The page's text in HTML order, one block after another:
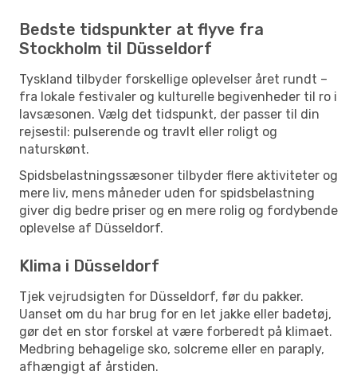
Bedste tidspunkter at flyve fra
Stockholm til Düsseldorf
Tyskland tilbyder forskellige oplevelser året rundt –
fra lokale festivaler og kulturelle begivenheder til ro i
lavsæsonen. Vælg det tidspunkt, der passer til din
rejsestil: pulserende og travlt eller roligt og
naturskønt.
Spidsbelastningssæsoner tilbyder flere aktiviteter og
mere liv, mens måneder uden for spidsbelastning
giver dig bedre priser og en mere rolig og fordybende
oplevelse af Düsseldorf.
Klima i Düsseldorf
Tjek vejrudsigten for Düsseldorf, før du pakker.
Uanset om du har brug for en let jakke eller badetøj,
gør det en stor forskel at være forberedt på klimaet.
Medbring behagelige sko, solcreme eller en paraply,
afhængigt af årstiden.